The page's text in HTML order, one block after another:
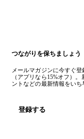
つながりを保ちましょう
メールマガジンに今すぐ
（アプリなら15%オフ）
ントなどの最新情報をいち
登録する